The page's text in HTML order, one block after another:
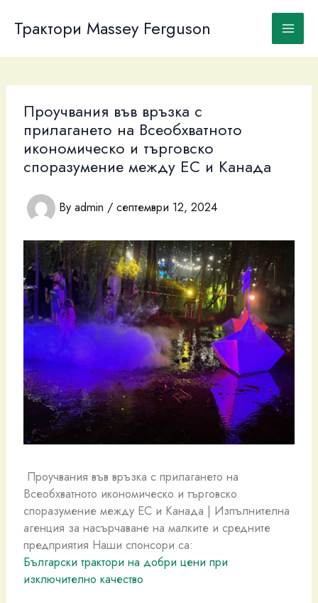
content
Трактори Massey Ferguson
Проучвания във връзка с
прилагането на Всеобхватното
икономическо и търговско
споразумение между ЕС и Канада
By admin / септември 12, 2024
Проучвания във връзка с прилагането на
Всеобхватното икономическо и търговско
споразумение между ЕС и Канада | Изпълнителна
агенция за насърчаване на малките и средните
предприятия Наши спонсори са:
Български трактори на добри цени при
изключително качество